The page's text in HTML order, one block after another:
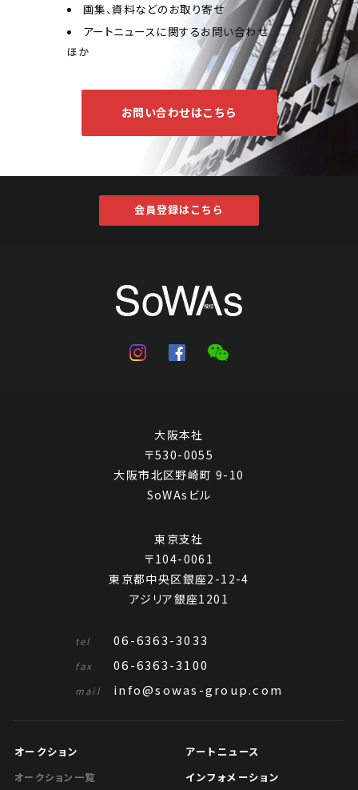
画集、資料などのお取り寄せ
アートニュースに関するお問い合わせ
ほか
お問い合わせはこちら
会員登録はこちら
大阪本社
〒530-0055
大阪市北区野崎町 9-10
SoWAsビル
東京支社
〒104-0061
東京都中央区銀座2-12-4
アジリア銀座1201
tel 06-6363-3033
fax 06-6363-3100
mail info@sowas-group.com
オークション
オークション一覧
アートニュース
インフォメーション